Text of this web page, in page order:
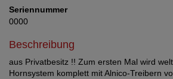
Seriennummer
0000
Beschreibung
aus Privatbesitz !! Zum ersten Mal wird
Hornsystem komplett mit Alnico-Treibern